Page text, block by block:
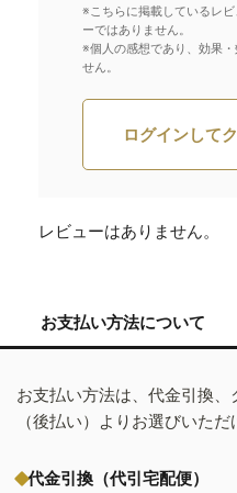
※こちらに掲載しているレ
ーではありません。
※個人の感想であり、効果
せん。
ログインして
レビューはありません。
お支払い方法について
お支払い方法は、代金引換
（後払い）よりお選びいただ
代金引換（代引宅配便）